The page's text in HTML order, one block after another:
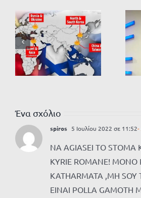
Ένα σχόλιο
spiros 5 Ιουλίου 2022 σε 11:52-
NA AGIASEI TO STOMA
KYRIE ROMANE! MONO
KATHARMATA ,MH SOY
EINAI POLLA GAMOTH